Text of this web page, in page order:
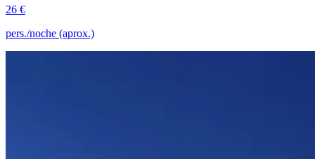
26 €
pers./noche (aprox.)